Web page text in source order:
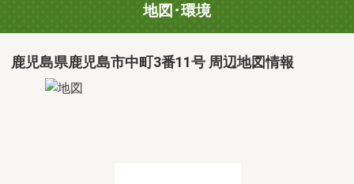
地図･環境
鹿児島県鹿児島市中町3番11号 周辺地図情報